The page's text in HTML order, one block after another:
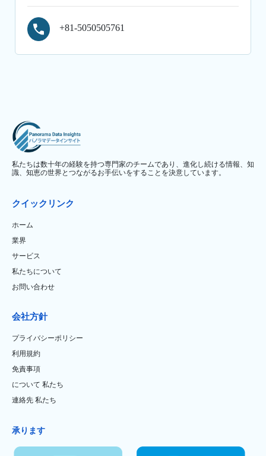
+81-5050505761
私たちは数十年の経験を持つ専門家のチームであり、進化し続ける情報、知
識、知恵の世界とつながるお手伝いをすることを決意しています。
クイックリンク
ホーム
業界
サービス
私たちについて
お問い合わせ
会社方針
プライバシーポリシー
利用規約
免責事項
について 私たち
連絡先 私たち
承ります